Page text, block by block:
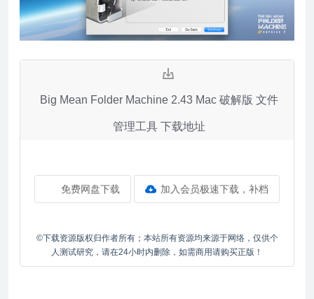
Big Mean Folder Machine 2.43 Mac 破解版 文件
管理工具 下载地址
免费网盘下载 加入会员极速下载，补档
©下载资源版权归作者所有；本站所有资源均来源于网络，仅供个
人测试研究，请在24小时内删除，如需商用请购买正版！